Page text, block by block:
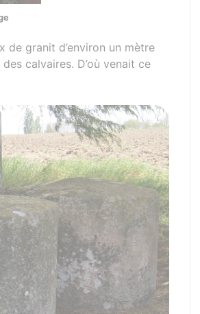
de granit d’environ un mètre
calvaires. D’où venait ce